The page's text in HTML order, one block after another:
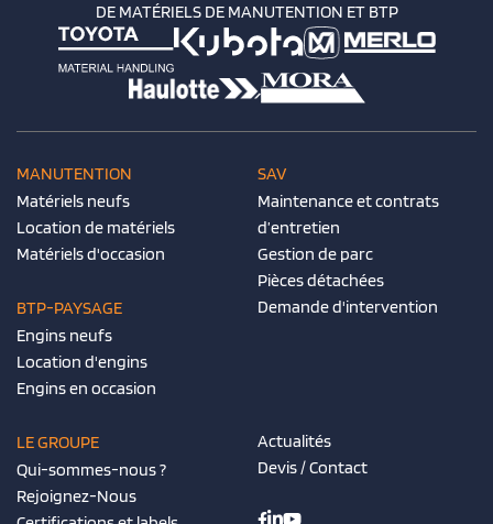
DE MATÉRIELS DE MANUTENTION ET BTP
MANUTENTION
Matériels neufs
Location de matériels
Matériels d'occasion
BTP-PAYSAGE
Engins neufs
Location d'engins
Engins en occasion
SAV
Maintenance et contrats
d’entretien
Gestion de parc
Pièces détachées
Demande d'intervention
LE GROUPE
Qui-sommes-nous ?
Rejoignez-Nous
Actualités
Devis / Contact